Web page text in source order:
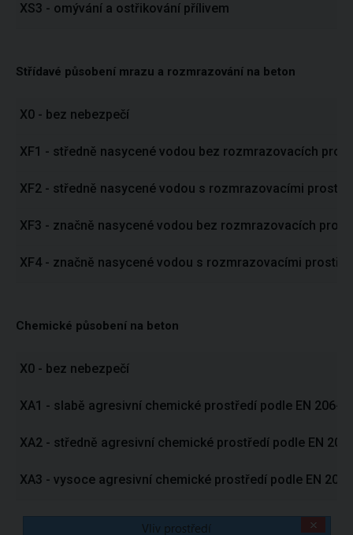
XS3 - omývání a ostřikování přílivem
Střídavé působení mrazu a rozmrazování na beton
X0 - bez nebezpečí
XF1 - středně nasycené vodou bez rozmrazovacích
XF2 - středně nasycené vodou s rozmrazovacími
XF3 - značně nasycené vodou bez rozmrazovacích
XF4 - značně nasycené vodou s rozmrazovacími
Chemické působení na beton
X0 - bez nebezpečí
XA1 - slabě agresivní chemické prostředí podle EN 206-
XA2 - středně agresivní chemické prostředí podle EN
XA3 - vysoce agresivní chemické prostředí podle EN